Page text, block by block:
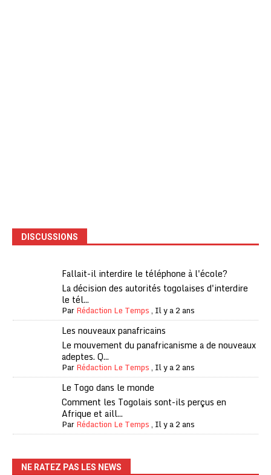
DISCUSSIONS
Fallait-il interdire le téléphone à l'école?
La décision des autorités togolaises d'interdire
le tél...
ParRédaction Le Temps, Il y a 2 ans
Les nouveaux panafricains
Le mouvement du panafricanisme a de nouveaux
adeptes. Q...
ParRédaction Le Temps, Il y a 2 ans
Le Togo dans le monde
Comment les Togolais sont-ils perçus en
Afrique et aill...
ParRédaction Le Temps, Il y a 2 ans
NE RATEZ PAS LES NEWS